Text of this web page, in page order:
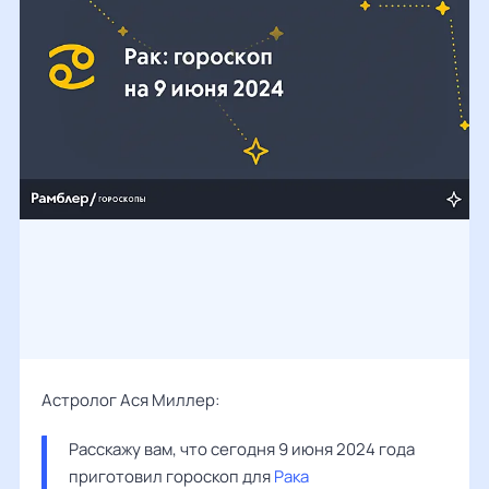
Астролог Ася Миллер:
Расскажу вам, что сегодня 9 июня 2024 года
приготовил гороскоп для Рака